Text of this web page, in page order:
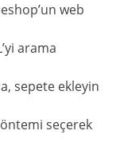
web
arama
sepete ekleyin
seçerek